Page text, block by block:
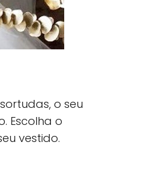
o seu
Escolha o
vestido.